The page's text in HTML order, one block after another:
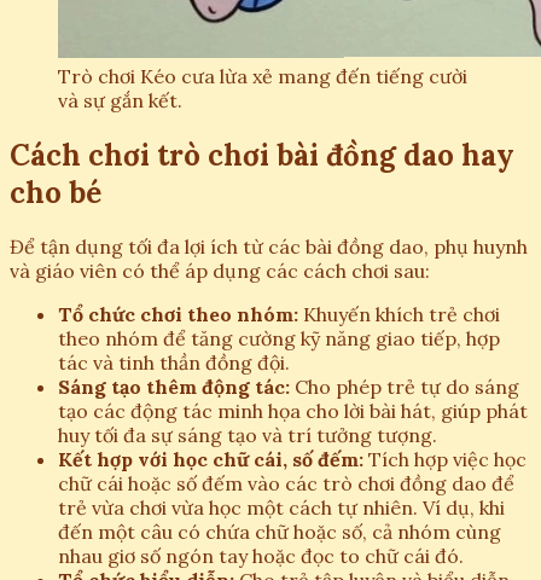
Trò chơi Kéo cưa lừa xẻ mang đến tiếng cười
và sự gắn kết.
Cách chơi trò chơi bài đồng dao hay
cho bé
Để tận dụng tối đa lợi ích từ các bài đồng dao, phụ huynh
và giáo viên có thể áp dụng các cách chơi sau:
Tổ chức chơi theo nhóm: Khuyến khích trẻ chơi
theo nhóm để tăng cường kỹ năng giao tiếp, hợp
tác và tinh thần đồng đội.
Sáng tạo thêm động tác: Cho phép trẻ tự do sáng
tạo các động tác minh họa cho lời bài hát, giúp phát
huy tối đa sự sáng tạo và trí tưởng tượng.
Kết hợp với học chữ cái, số đếm: Tích hợp việc học
chữ cái hoặc số đếm vào các trò chơi đồng dao để
trẻ vừa chơi vừa học một cách tự nhiên. Ví dụ, khi
đến một câu có chứa chữ hoặc số, cả nhóm cùng
nhau giơ số ngón tay hoặc đọc to chữ cái đó.